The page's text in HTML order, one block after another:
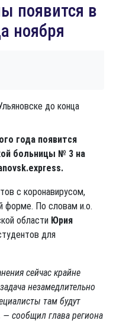
появится в
ноября
года появится
больницы № 3 на
с коронавирусом,
форме. По словам и.о.
области Юрия
для
сейчас крайне
незамедлительно
там будут
— сообщил глава региона